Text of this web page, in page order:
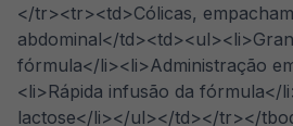
</tr><tr><td>Cólicas,
abdominal</
fórmula</li><li>Administração
<li>Rápida infusão da fórmula</
lactose</li></ul></td></tr></